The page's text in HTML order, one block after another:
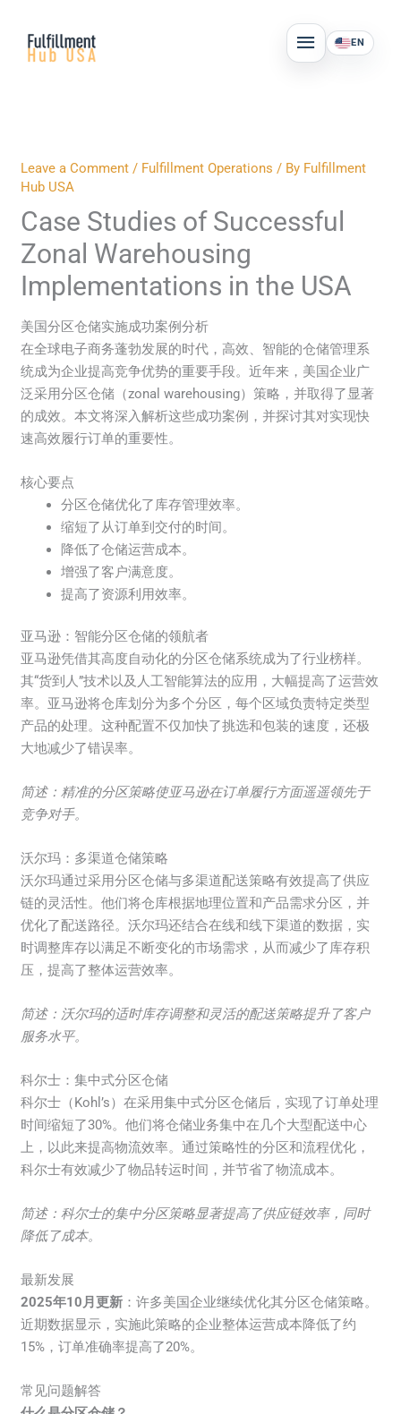
content
MAIN
MENU
EN
Leave a Comment / Fulfillment Operations / By Fulfillment
Hub USA
Case Studies of Successful
Zonal Warehousing
Implementations in the USA
美国分区仓储实施成功案例分析
在全球电子商务蓬勃发展的时代，高效、智能的仓储管理系
统成为企业提高竞争优势的重要手段。近年来，美国企业广
泛采用分区仓储（zonal warehousing）策略，并取得了显著
的成效。本文将深入解析这些成功案例，并探讨其对实现快
速高效履行订单的重要性。
核心要点
分区仓储优化了库存管理效率。
缩短了从订单到交付的时间。
降低了仓储运营成本。
增强了客户满意度。
提高了资源利用效率。
亚马逊：智能分区仓储的领航者
亚马逊凭借其高度自动化的分区仓储系统成为了行业榜样。
其“货到人”技术以及人工智能算法的应用，大幅提高了运营效
率。亚马逊将仓库划分为多个分区，每个区域负责特定类型
产品的处理。这种配置不仅加快了挑选和包装的速度，还极
大地减少了错误率。
简述：精准的分区策略使亚马逊在订单履行方面遥遥领先于
竞争对手。
沃尔玛：多渠道仓储策略
沃尔玛通过采用分区仓储与多渠道配送策略有效提高了供应
链的灵活性。他们将仓库根据地理位置和产品需求分区，并
优化了配送路径。沃尔玛还结合在线和线下渠道的数据，实
时调整库存以满足不断变化的市场需求，从而减少了库存积
压，提高了整体运营效率。
简述：沃尔玛的适时库存调整和灵活的配送策略提升了客户
服务水平。
科尔士：集中式分区仓储
科尔士（Kohl’s）在采用集中式分区仓储后，实现了订单处理
时间缩短了30%。他们将仓储业务集中在几个大型配送中心
上，以此来提高物流效率。通过策略性的分区和流程优化，
科尔士有效减少了物品转运时间，并节省了物流成本。
简述：科尔士的集中分区策略显著提高了供应链效率，同时
降低了成本。
最新发展
2025年10月更新 ：许多美国企业继续优化其分区仓储策略。
近期数据显示，实施此策略的企业整体运营成本降低了约
15%，订单准确率提高了20%。
常见问题解答